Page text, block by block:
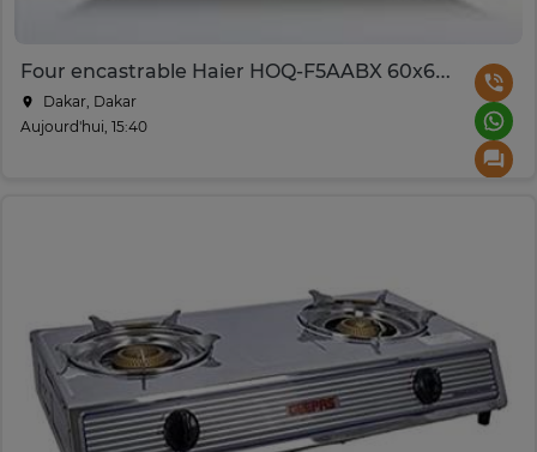
Four encastrable Haier HOQ-F5AABX 60x60 multifonction
Dakar, Dakar
Aujourd'hui, 15:40